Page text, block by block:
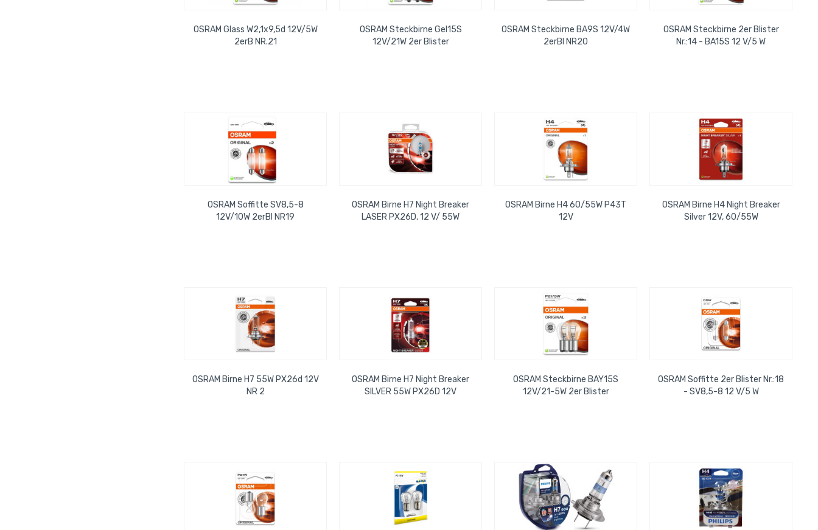
OSRAM Glass W2,1x9,5d 12V/5W
2erB NR.21
OSRAM Steckbirne Gel15S
12V/21W 2er Blister
OSRAM Steckbirne BA9S 12V/4W
2erBl NR20
OSRAM Steckbirne 2er Blister
Nr.:14 - BA15S 12 V/5 W
OSRAM Soffitte SV8,5-8
12V/10W 2erBl NR19
OSRAM Birne H7 Night Breaker
LASER PX26D, 12 V/ 55W
OSRAM Birne H4 60/55W P43T
12V
OSRAM Birne H4 Night Breaker
Silver 12V, 60/55W
OSRAM Birne H7 55W PX26d 12V
NR 2
OSRAM Birne H7 Night Breaker
SILVER 55W PX26D 12V
OSRAM Steckbirne BAY15S
12V/21-5W 2er Blister
OSRAM Soffitte 2er Blister Nr.:18
- SV8,5-8 12 V/5 W